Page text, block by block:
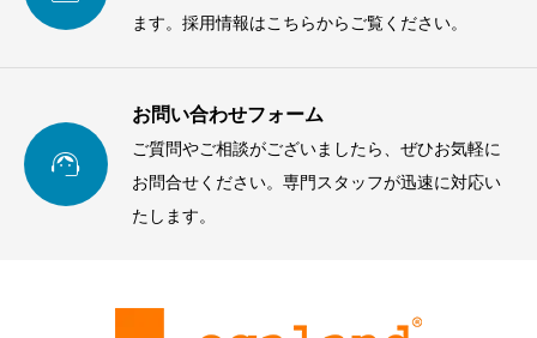
ます。採用情報はこちらからご覧ください。

お問い合わせフォーム
ご質問やご相談がございましたら、ぜひお気軽に
お問合せください。専門スタッフが迅速に対応い
たします。